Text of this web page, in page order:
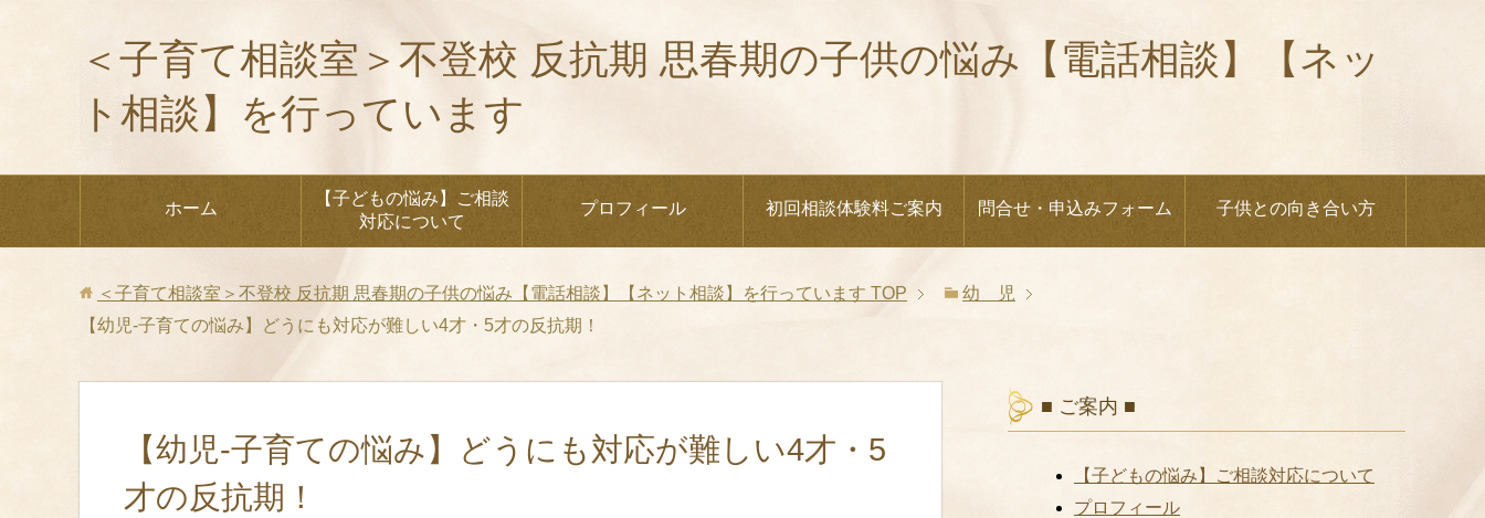
＜子育て相談室＞不登校 反抗期 思春期の子供の悩み【電話相談】【ネッ
ト相談】を行っています
ホーム
【子どもの悩み】ご相談
対応について
プロフィール 初回相談体験料ご案内 問合せ・申込みフォーム 子供との向き合い方
＜子育て相談室＞不登校 反抗期 思春期の子供の悩み【電話相談】【ネット相談】を行っています TOP
幼 児
【幼児‐子育ての悩み】どうにも対応が難しい4才・5才の反抗期！
【幼児‐子育ての悩み】どうにも対応が難しい4才・5
才の反抗期！
■ ご案内 ■
【子どもの悩み】ご相談対応について
プロフィール